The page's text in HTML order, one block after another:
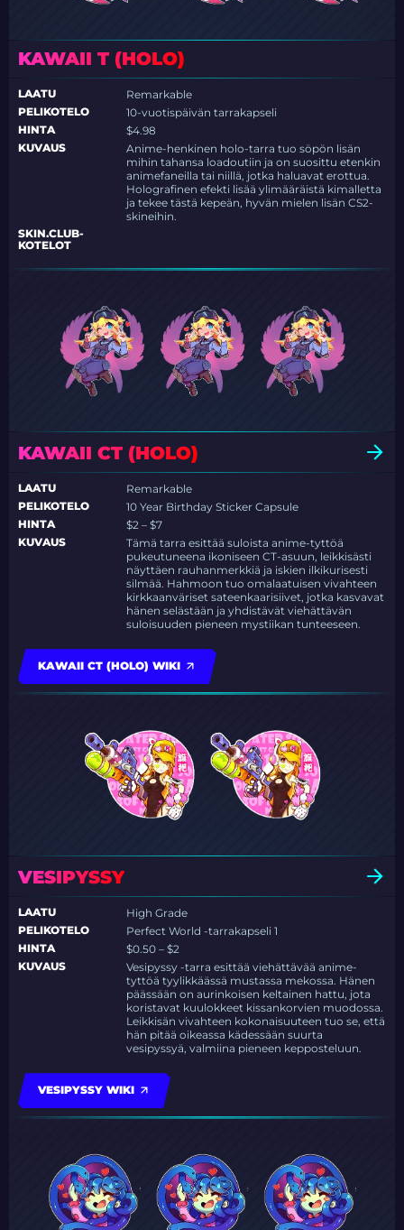
KAWAII T (HOLO)
LAATU
Remarkable
PELIKOTELO
10-vuotispäivän tarrakapseli
HINTA
$4.98
KUVAUS
Anime-henkinen holo-tarra tuo söpön lisän
mihin tahansa loadoutiin ja on suosittu etenkin
animefaneilla tai niillä, jotka haluavat erottua.
Holografinen efekti lisää ylimääräistä kimalletta
ja tekee tästä kepeän, hyvän mielen lisän CS2-
skineihin.
SKIN.CLUB-
KOTELOT
KAWAII CT (HOLO)
LAATU
Remarkable
PELIKOTELO
10 Year Birthday Sticker Capsule
HINTA
$2 – $7
KUVAUS
Tämä tarra esittää suloista anime-tyttöä
pukeutuneena ikoniseen CT-asuun, leikkisästi
näyttäen rauhanmerkkiä ja iskien ilkikurisesti
silmää. Hahmoon tuo omalaatuisen vivahteen
kirkkaanväriset sateenkaarisiivet, jotka kasvavat
hänen selästään ja yhdistävät viehättävän
suloisuuden pieneen mystiikan tunteeseen.
KAWAII CT (HOLO) WIKI
VESIPYSSY
LAATU
High Grade
PELIKOTELO
Perfect World -tarrakapseli 1
HINTA
$0.50 – $2
KUVAUS
Vesipyssy -tarra esittää viehättävää anime-
tyttöä tyylikkäässä mustassa mekossa. Hänen
päässään on aurinkoisen keltainen hattu, jota
koristavat kuulokkeet kissankorvien muodossa.
Leikkisän vivahteen kokonaisuuteen tuo se, että
hän pitää oikeassa kädessään suurta
vesipyssyä, valmiina pieneen kepposteluun.
VESIPYSSY WIKI